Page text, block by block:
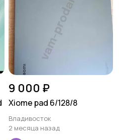
9 000 ₽
Xiome pad 6/128/8
Владивосток
2 месяца назад